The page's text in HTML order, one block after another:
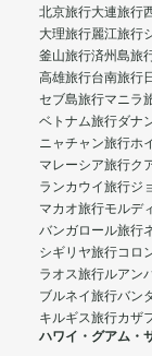
北京旅行大連旅行
大理旅行麗江旅行
釜山旅行済州島旅
高雄旅行台南旅行
セブ島旅行マニラ
ベトナム旅行ダナ
ニャチャン旅行ホ
マレーシア旅行ク
ランカウイ旅行ジ
マカオ旅行モルデ
バンガロール旅行
シギリヤ旅行コロ
ラオス旅行ルアン
ブルネイ旅行バン
キルギス旅行カザ
ハワイ・グアム・